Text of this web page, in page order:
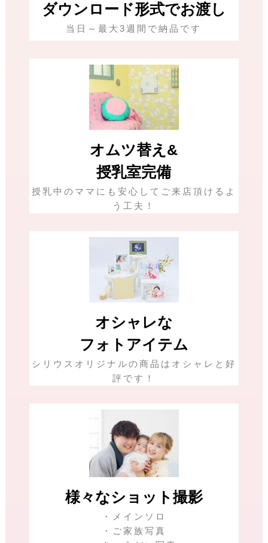
ダウンロード形式でお渡し
当日～最大3週間で納品です
オムツ替え&
授乳室完備
授乳中のママにも安心してご来店頂けるよ
う工夫！
オシャレな
フォトアイテム
シリウスオリジナルの商品はオシャレと好
評です！
様々なショット撮影
・メインソロ
・ご家族写真